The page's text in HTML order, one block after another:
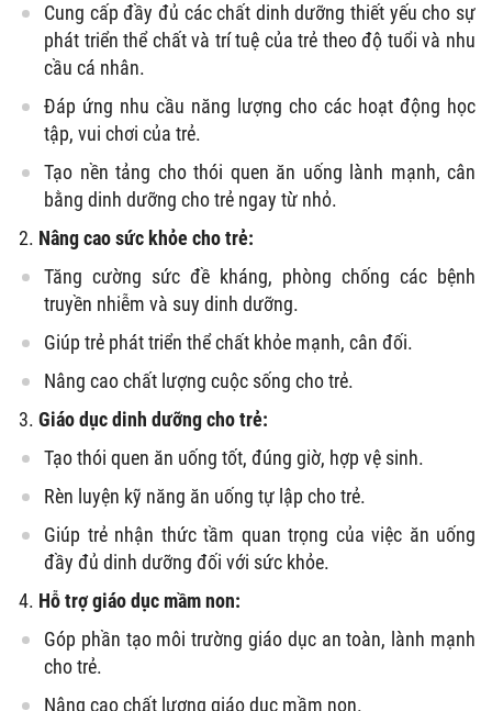
Cung cấp đầy đủ các chất dinh dưỡng thiết yếu cho sự
phát triển thể chất và trí tuệ của trẻ theo độ tuổi và nhu
cầu cá nhân.
Đáp ứng nhu cầu năng lượng cho các hoạt động học
tập, vui chơi của trẻ.
Tạo nền tảng cho thói quen ăn uống lành mạnh, cân
bằng dinh dưỡng cho trẻ ngay từ nhỏ.
Nâng cao sức khỏe cho trẻ:
Tăng cường sức đề kháng, phòng chống các bệnh
truyền nhiễm và suy dinh dưỡng.
Giúp trẻ phát triển thể chất khỏe mạnh, cân đối.
Nâng cao chất lượng cuộc sống cho trẻ.
Giáo dục dinh dưỡng cho trẻ:
Tạo thói quen ăn uống tốt, đúng giờ, hợp vệ sinh.
Rèn luyện kỹ năng ăn uống tự lập cho trẻ.
Giúp trẻ nhận thức tầm quan trọng của việc ăn uống
đầy đủ dinh dưỡng đối với sức khỏe.
Hỗ trợ giáo dục mầm non:
Góp phần tạo môi trường giáo dục an toàn, lành mạnh
cho trẻ.
Nâng cao chất lượng giáo dục mầm non.